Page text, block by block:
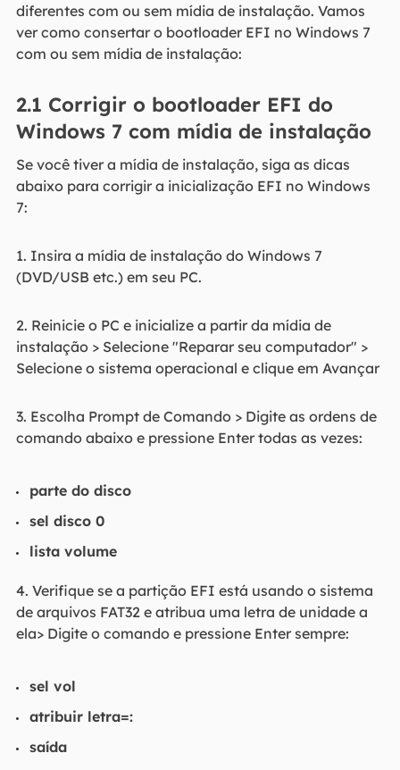
diferentes com ou sem mídia de instalação. Vamos
ver como consertar o bootloader EFI no Windows 7
com ou sem mídia de instalação:
2.1 Corrigir o bootloader EFI do
Windows 7 com mídia de instalação
Se você tiver a mídia de instalação, siga as dicas
abaixo para corrigir a inicialização EFI no Windows
7:
1. Insira a mídia de instalação do Windows 7
(DVD/USB etc.) em seu PC.
2. Reinicie o PC e inicialize a partir da mídia de
instalação > Selecione "Reparar seu computador" >
Selecione o sistema operacional e clique em Avançar
3. Escolha Prompt de Comando > Digite as ordens de
comando abaixo e pressione Enter todas as vezes:
parte do disco
sel disco 0
lista volume
4. Verifique se a partição EFI está usando o sistema
de arquivos FAT32 e atribua uma letra de unidade a
ela> Digite o comando e pressione Enter sempre:
sel vol
atribuir letra=:
saída